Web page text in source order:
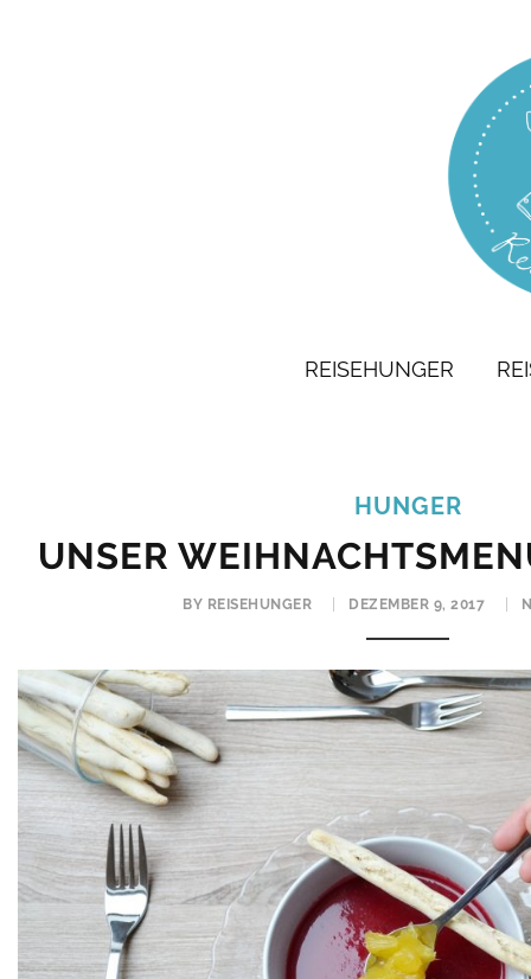
REISEHUNGER
HUNGER
UNSER
BY REISEHUNGER DEZEMBER 9, 2017